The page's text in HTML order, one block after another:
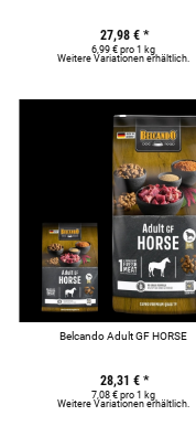
27,98 €*
6,99 € pro 1 kg
Weitere Variationen erhältlich.
Belcando Adult GF HORSE
28,31 €*
7,08 € pro 1 kg
Weitere Variationen erhältlich.